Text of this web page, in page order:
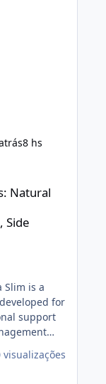
8 hs
Loss Support
Natural
Side
Slim is a
for
support
to help
visualizações